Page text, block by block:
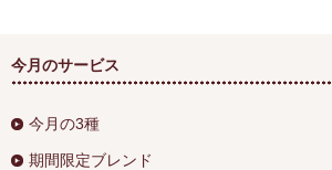
今月のサービス
今月の3種
期間限定ブレンド